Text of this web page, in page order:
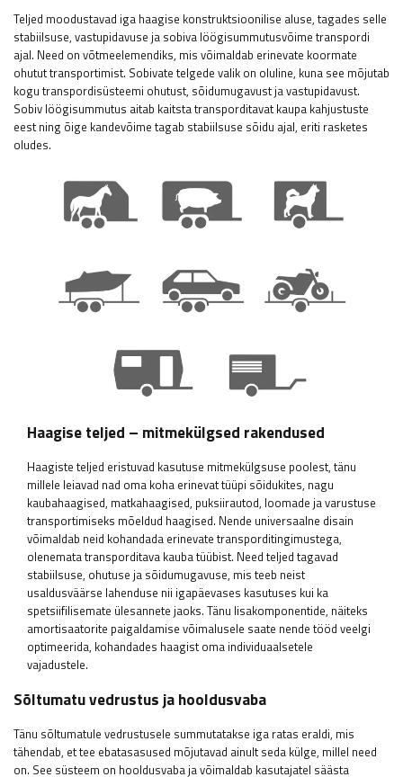
Teljed moodustavad iga haagise konstruktsioonilise aluse, tagades selle
stabiilsuse, vastupidavuse ja sobiva löögisummutusvõime transpordi
ajal. Need on võtmeelemendiks, mis võimaldab erinevate koormate
ohutut transportimist. Sobivate telgede valik on oluline, kuna see mõjutab
kogu transpordisüsteemi ohutust, sõidumugavust ja vastupidavust.
Sobiv löögisummutus aitab kaitsta transporditavat kaupa kahjustuste
eest ning õige kandevõime tagab stabiilsuse sõidu ajal, eriti rasketes
oludes.
Haagise teljed – mitmekülgsed rakendused
Haagiste teljed eristuvad kasutuse mitmekülgsuse poolest, tänu
millele leiavad nad oma koha erinevat tüüpi sõidukites, nagu
kaubahaagised, matkahaagised, puksiirautod, loomade ja varustuse
transportimiseks mõeldud haagised. Nende universaalne disain
võimaldab neid kohandada erinevate transporditingimustega,
olenemata transporditava kauba tüübist. Need teljed tagavad
stabiilsuse, ohutuse ja sõidumugavuse, mis teeb neist
usaldusväärse lahenduse nii igapäevases kasutuses kui ka
spetsiifilisemate ülesannete jaoks. Tänu lisakomponentide, näiteks
amortisaatorite paigaldamise võimalusele saate nende tööd veelgi
optimeerida, kohandades haagist oma individuaalsetele
vajadustele.
Sõltumatu vedrustus ja hooldusvaba
Tänu sõltumatule vedrustusele summutatakse iga ratas eraldi, mis
tähendab, et tee ebatasasused mõjutavad ainult seda külge, millel need
on. See süsteem on hooldusvaba ja võimaldab kasutajatel säästa